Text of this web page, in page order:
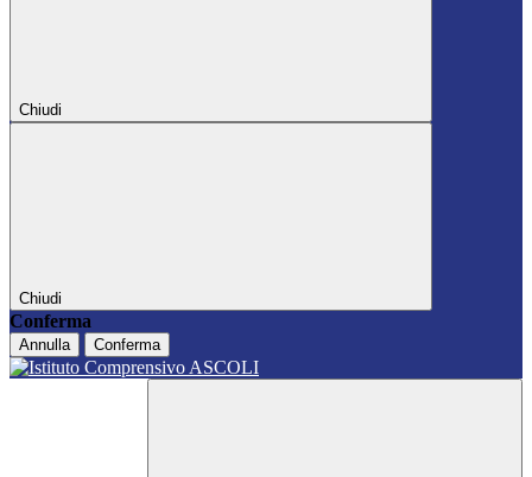
Chiudi
Chiudi
Conferma
Annulla Conferma